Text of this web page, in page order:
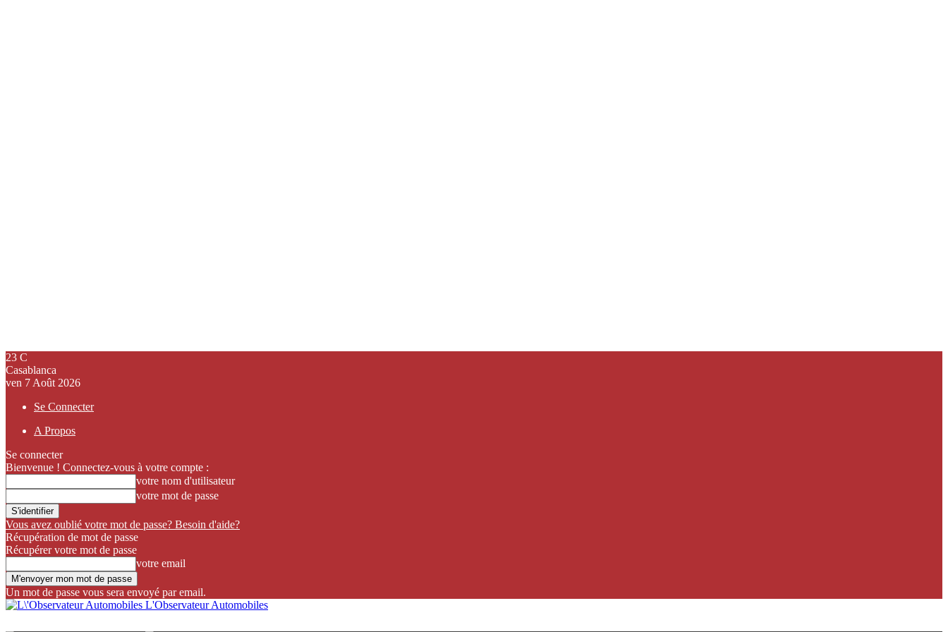
23 C
Casablanca
ven 7 Août 2026
Se Connecter
A Propos
Se connecter
Bienvenue ! Connectez-vous à votre compte :
votre nom d'utilisateur
votre mot de passe
Vous avez oublié votre mot de passe? Besoin d'aide?
Récupération de mot de passe
Récupérer votre mot de passe
votre email
Un mot de passe vous sera envoyé par email.
L'Observateur Automobiles